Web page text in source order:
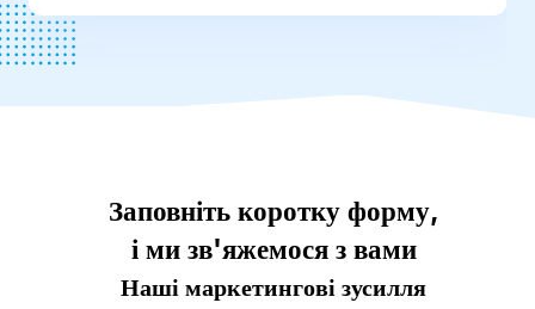
Заповніть коротку форму,
і ми зв'яжемося з вами
Наші маркетингові зусилля